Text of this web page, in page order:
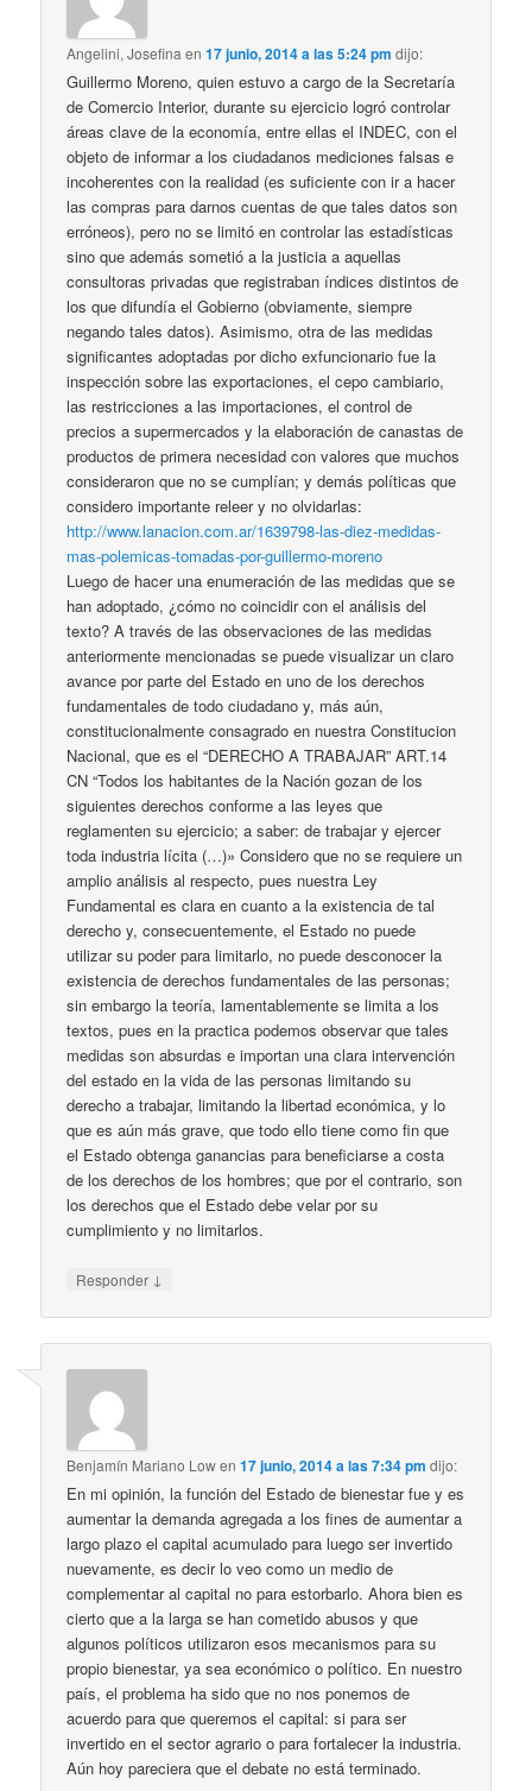
Angelini, Josefina en17 junio, 2014 a las 5:24 pm dijo:
Guillermo Moreno, quien estuvo a cargo de la Secretaría
de Comercio Interior, durante su ejercicio logró controlar
áreas clave de la economía, entre ellas el INDEC, con el
objeto de informar a los ciudadanos mediciones falsas e
incoherentes con la realidad (es suficiente con ir a hacer
las compras para darnos cuentas de que tales datos son
erróneos), pero no se limitó en controlar las estadísticas
sino que además sometió a la justicia a aquellas
consultoras privadas que registraban índices distintos de
los que difundía el Gobierno (obviamente, siempre
negando tales datos). Asimismo, otra de las medidas
significantes adoptadas por dicho exfuncionario fue la
inspección sobre las exportaciones, el cepo cambiario,
las restricciones a las importaciones, el control de
precios a supermercados y la elaboración de canastas de
productos de primera necesidad con valores que muchos
consideraron que no se cumplían; y demás políticas que
considero importante releer y no olvidarlas:
http://www.lanacion.com.ar/1639798-las-diez-medidas-
mas-polemicas-tomadas-por-guillermo-moreno
Luego de hacer una enumeración de las medidas que se
han adoptado, ¿cómo no coincidir con el análisis del
texto? A través de las observaciones de las medidas
anteriormente mencionadas se puede visualizar un claro
avance por parte del Estado en uno de los derechos
fundamentales de todo ciudadano y, más aún,
constitucionalmente consagrado en nuestra Constitucion
Nacional, que es el “DERECHO A TRABAJAR” ART.14
CN “Todos los habitantes de la Nación gozan de los
siguientes derechos conforme a las leyes que
reglamenten su ejercicio; a saber: de trabajar y ejercer
toda industria lícita (…)» Considero que no se requiere un
amplio análisis al respecto, pues nuestra Ley
Fundamental es clara en cuanto a la existencia de tal
derecho y, consecuentemente, el Estado no puede
utilizar su poder para limitarlo, no puede desconocer la
existencia de derechos fundamentales de las personas;
sin embargo la teoría, lamentablemente se limita a los
textos, pues en la practica podemos observar que tales
medidas son absurdas e importan una clara intervención
del estado en la vida de las personas limitando su
derecho a trabajar, limitando la libertad económica, y lo
que es aún más grave, que todo ello tiene como fin que
el Estado obtenga ganancias para beneficiarse a costa
de los derechos de los hombres; que por el contrario, son
los derechos que el Estado debe velar por su
cumplimiento y no limitarlos.
Responder ↓
Benjamín Mariano Lowen17 junio, 2014 a las 7:34 pm dijo:
En mi opinión, la función del Estado de bienestar fue y es
aumentar la demanda agregada a los fines de aumentar a
largo plazo el capital acumulado para luego ser invertido
nuevamente, es decir lo veo como un medio de
complementar al capital no para estorbarlo. Ahora bien es
cierto que a la larga se han cometido abusos y que
algunos políticos utilizaron esos mecanismos para su
propio bienestar, ya sea económico o político. En nuestro
país, el problema ha sido que no nos ponemos de
acuerdo para que queremos el capital: si para ser
invertido en el sector agrario o para fortalecer la industria.
Aún hoy pareciera que el debate no está terminado.